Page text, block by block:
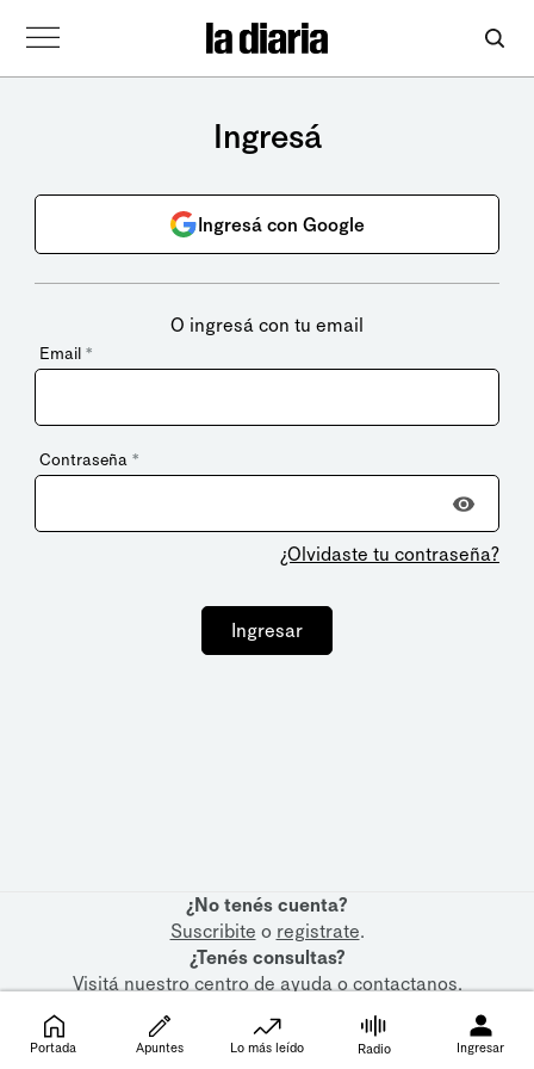
Ingresá
Ingresá con Google
O ingresá con tu email
Email *
Contraseña *
¿Olvidaste tu contraseña?
Ingresar
¿No tenés cuenta?
Suscribite o registrate.
¿Tenés consultas?
Visitá nuestrocentro de ayudaocontactanos.
Portada Apuntes Lo más leído Radio Ingresar